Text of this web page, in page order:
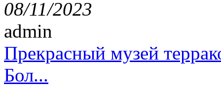
08/11/2023
admin
Прекрасный музей
Бол...